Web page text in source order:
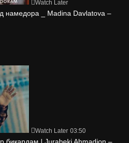
Watch Later
намедора _ Madina Davlatova –
Watch Later 03:50